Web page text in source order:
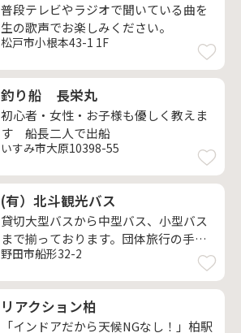
普段テレビやラジオで聞いている曲を
生の歌声でお楽しみください。
松戸市小根本43-1 1F
釣り船 長栄丸
初心者・女性・お子様も優しく教えま
す 船長二人で出船
いすみ市大原10398-55
(有）北斗観光バス
貸切大型バスから中型バス、小型バス
まで揃っております。団体旅行の手配
も可能です。楽しい御旅行を！！
野田市船形32-2
リアクション柏
「インドアだから天候NGなし！」柏駅